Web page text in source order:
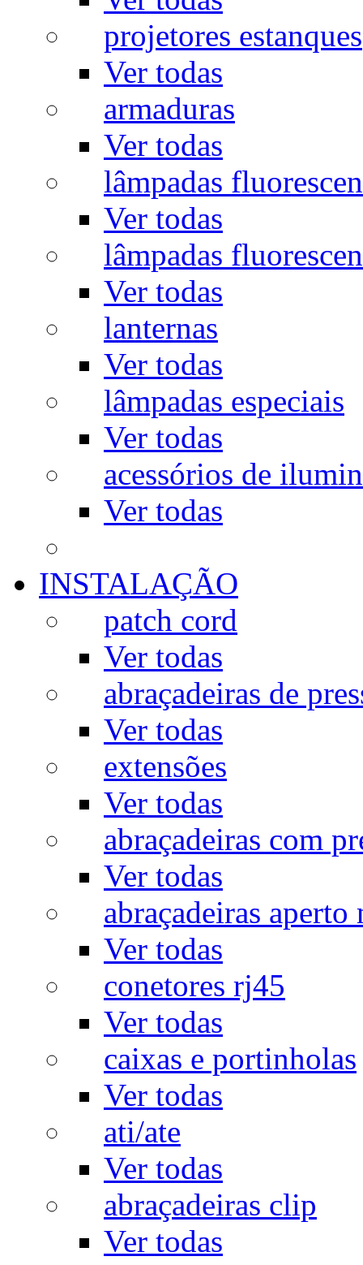
projetores estanques
Ver todas
armaduras
Ver todas
lâmpadas
Ver todas
lâmpadas
Ver todas
lanternas
Ver todas
lâmpadas especiais
Ver todas
acessórios de
Ver todas
INSTALAÇÃO
patch cord
Ver todas
abraçadeiras de
Ver todas
extensões
Ver todas
abraçadeiras com
Ver todas
abraçadeiras aperto
Ver todas
conetores rj45
Ver todas
caixas e portinholas
Ver todas
ati/ate
Ver todas
abraçadeiras clip
Ver todas